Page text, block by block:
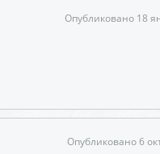
Опубликовано 18
Опубликовано 6